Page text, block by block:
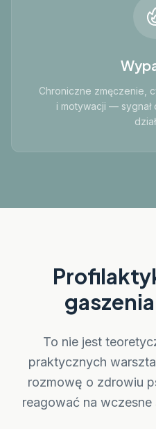
Chroniczne zmęczenie,
i motywacji — sygnał
To nie jest
praktycznych
rozmowę o zdrowiu
reagować na wczesne